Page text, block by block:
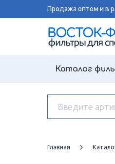
Продажа оптом и в
Каталог
Главная